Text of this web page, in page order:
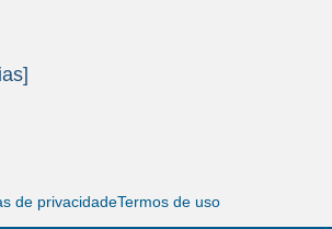
de privacidadeTermos de uso